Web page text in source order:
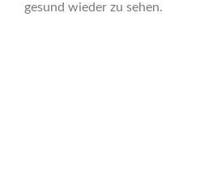
gesund wieder zu sehen.